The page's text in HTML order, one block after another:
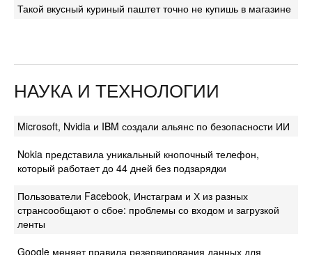
Такой вкусный куриный паштет точно не купишь в магазине
НАУКА И ТЕХНОЛОГИИ
Microsoft, Nvidia и IBM создали альянс по безопасности ИИ
Nokia представила уникальный кнопочный телефон,
который работает до 44 дней без подзарядки
Пользователи Facebook, Инстаграм и Х из разных
странсообщают о сбое: проблемы со входом и загрузкой
ленты
Google меняет правила резервирования данных для